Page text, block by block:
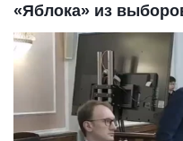
«Яблока» из